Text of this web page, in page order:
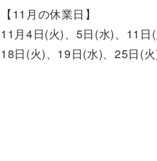
【11月の休業日】
11月4日(火)、5日(水)、11日(
18日(火)、19日(水)、25日(